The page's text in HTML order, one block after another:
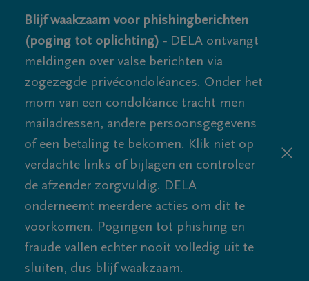
Blijf waakzaam voor phishingberichten
(poging tot oplichting) - DELA ontvangt
meldingen over valse berichten via
zogezegde privécondoléances. Onder het
mom van een condoléance tracht men
mailadressen, andere persoonsgegevens
of een betaling te bekomen. Klik niet op
verdachte links of bijlagen en controleer
de afzender zorgvuldig. DELA
onderneemt meerdere acties om dit te
voorkomen. Pogingen tot phishing en
fraude vallen echter nooit volledig uit te
sluiten, dus blijf waakzaam.